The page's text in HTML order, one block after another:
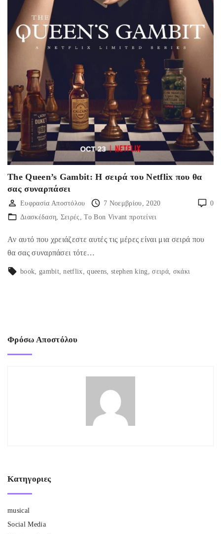
The Queen’s Gambit: Η σειρά του Netflix που θα
σας συναρπάσει
0
Ευφρασία Αποστόλου
7 Νοεμβρίου, 2020
Διασκέδαση Σειρές Το Bon Vivant προτείνει
Αν αυτό που χρειάζεστε αυτές τις μέρες είναι μια σειρά που
θα σας συναρπάσει τότε…
book gambit netflix queens stephen king σειρά σκάκι
Φρόσω Αποστόλου
Κατηγοριες
musical
Social Media